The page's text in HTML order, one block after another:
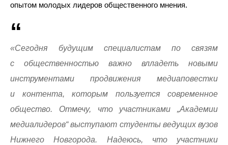
опытом молодых лидеров общественного мнения.
«Сегодня будущим специалистам по связям
с общественностью важно влладеть новыми
инструментами продвижения медиаповестки
и контента, которым пользуется современное
общество. Отмечу, что участниками „Академии
медиалидеров“ выступают студенты ведущих вузов
Нижнего Новгорода. Надеюсь, что участники